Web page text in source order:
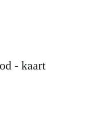
- kaart